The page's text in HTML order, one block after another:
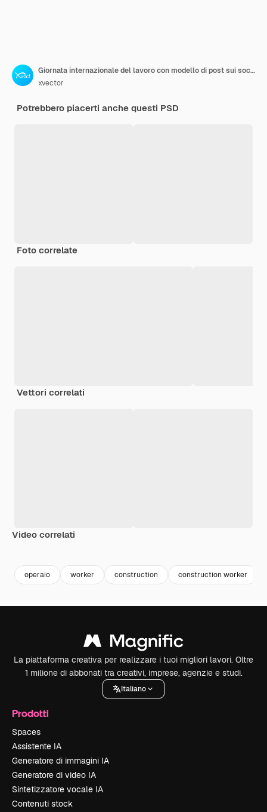
Giornata internazionale del lavoro con modello di post sui social media per la sicurezza del casco e gli strumenti
xvector
Potrebbero piacerti anche questi PSD
Foto correlate
Vettori correlati
Video correlati
operaio worker construction construction worker
La piattaforma creativa per realizzare i tuoi migliori lavori. Oltre
1 milione di abbonati tra creativi, imprese, agenzie e studi.
Italiano
Prodotti
Spaces
Assistente IA
Generatore di immagini IA
Generatore di video IA
Sintetizzatore vocale IA
Contenuti stock